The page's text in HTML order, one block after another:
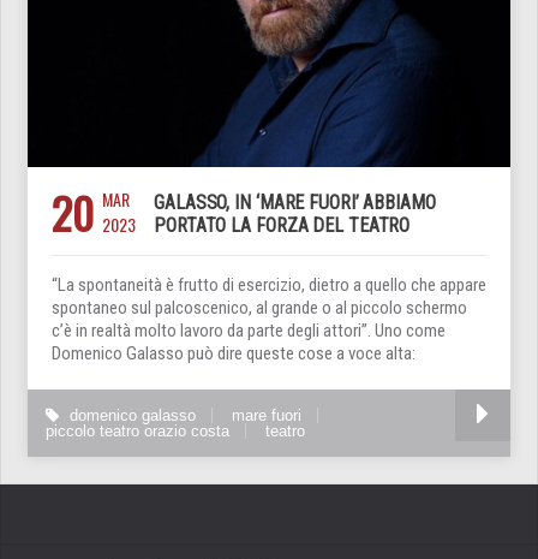
20 MAR
2023
GALASSO, IN ‘MARE FUORI’ ABBIAMO
PORTATO LA FORZA DEL TEATRO
“La spontaneità è frutto di esercizio, dietro a quello che appare
spontaneo sul palcoscenico, al grande o al piccolo schermo
c’è in realtà molto lavoro da parte degli attori”. Uno come
Domenico Galasso può dire queste cose a voce alta:
domenico galasso
mare fuori
piccolo teatro orazio costa
teatro